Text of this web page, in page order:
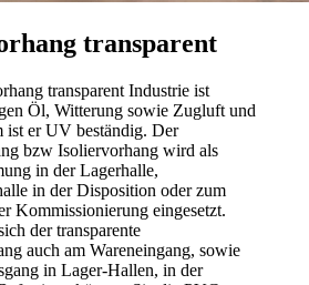
transparent
transparent Industrie ist
Öl, Witterung sowie Zugluft und
ist er UV beständig. Der
bzw Isoliervorhang wird als
in der Lagerhalle,
in der Disposition oder zum
Kommissionierung eingesetzt.
der transparente
auch am Wareneingang, sowie
in Lager-Hallen, in der